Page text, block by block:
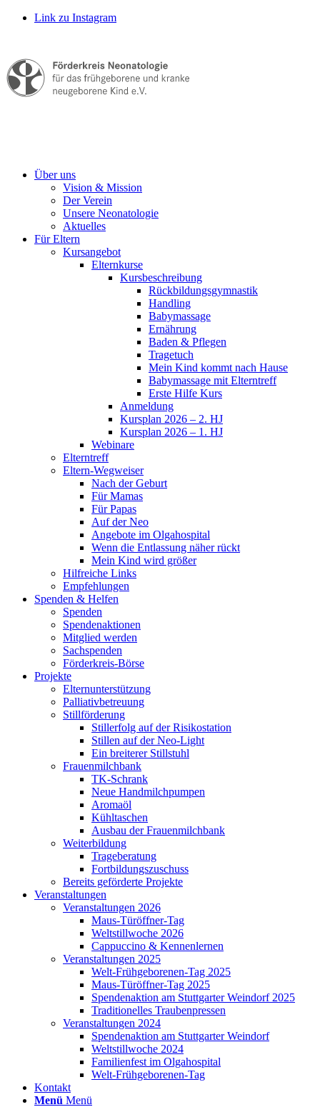
Link zu Instagram
Über uns
Vision & Mission
Der Verein
Unsere Neonatologie
Aktuelles
Für Eltern
Kursangebot
Elternkurse
Kursbeschreibung
Rückbildungsgymnastik
Handling
Babymassage
Ernährung
Baden & Pflegen
Tragetuch
Mein Kind kommt nach Hause
Babymassage mit Elterntreff
Erste Hilfe Kurs
Anmeldung
Kursplan 2026 – 2. HJ
Kursplan 2026 – 1. HJ
Webinare
Elterntreff
Eltern-Wegweiser
Nach der Geburt
Für Mamas
Für Papas
Auf der Neo
Angebote im Olgahospital
Wenn die Entlassung näher rückt
Mein Kind wird größer
Hilfreiche Links
Empfehlungen
Spenden & Helfen
Spenden
Spendenaktionen
Mitglied werden
Sachspenden
Förderkreis-Börse
Projekte
Elternunterstützung
Palliativbetreuung
Stillförderung
Stillerfolg auf der Risikostation
Stillen auf der Neo-Light
Ein breiterer Stillstuhl
Frauenmilchbank
TK-Schrank
Neue Handmilchpumpen
Aromaöl
Kühltaschen
Ausbau der Frauenmilchbank
Weiterbildung
Trageberatung
Fortbildungszuschuss
Bereits geförderte Projekte
Veranstaltungen
Veranstaltungen 2026
Maus-Türöffner-Tag
Weltstillwoche 2026
Cappuccino & Kennenlernen
Veranstaltungen 2025
Welt-Frühgeborenen-Tag 2025
Maus-Türöffner-Tag 2025
Spendenaktion am Stuttgarter Weindorf 2025
Traditionelles Traubenpressen
Veranstaltungen 2024
Spendenaktion am Stuttgarter Weindorf
Weltstillwoche 2024
Familienfest im Olgahospital
Welt-Frühgeborenen-Tag
Kontakt
Menü Menü